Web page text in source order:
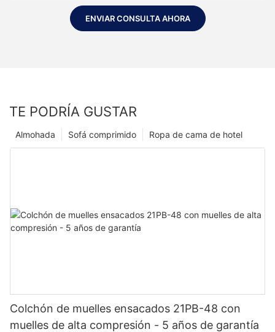
ENVIAR CONSULTA AHORA
TE PODRÍA GUSTAR
Ropa de cama de hotel
Sofá comprimido
Almohada
Colchón de muelles ensacados 21PB-48 con
muelles de alta compresión - 5 años de garantía